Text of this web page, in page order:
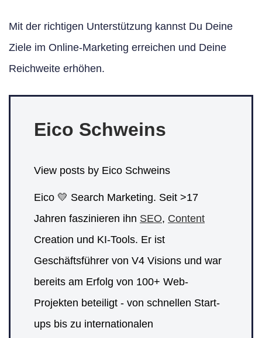
Mit der richtigen Unterstützung kannst Du Deine
Ziele im Online-Marketing erreichen und Deine
Reichweite erhöhen.
Eico Schweins
View posts by Eico Schweins
Eico 💛 Search Marketing. Seit >17
Jahren faszinieren ihn SEO, Content
Creation und KI-Tools. Er ist
Geschäftsführer von V4 Visions und war
bereits am Erfolg von 100+ Web-
Projekten beteiligt - von schnellen Start-
ups bis zu internationalen